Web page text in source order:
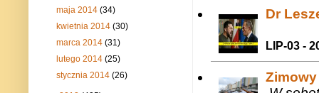
Dr
LIP-03 -
maja 2014(34)
kwietnia 2014(30)
marca 2014(31)
lutego 2014(25)
stycznia 2014(26)